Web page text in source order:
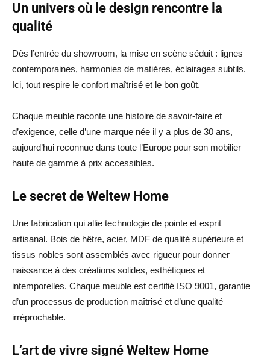
Un univers où le design rencontre la
qualité
Dès l’entrée du showroom, la mise en scène séduit : lignes
contemporaines, harmonies de matières, éclairages subtils.
Ici, tout respire le confort maîtrisé et le bon goût.
Chaque meuble raconte une histoire de savoir-faire et
d’exigence, celle d’une marque née il y a plus de 30 ans,
aujourd’hui reconnue dans toute l’Europe pour son mobilier
haute de gamme à prix accessibles.
Le secret de Weltew Home
Une fabrication qui allie technologie de pointe et esprit
artisanal. Bois de hêtre, acier, MDF de qualité supérieure et
tissus nobles sont assemblés avec rigueur pour donner
naissance à des créations solides, esthétiques et
intemporelles. Chaque meuble est certifié ISO 9001, garantie
d’un processus de production maîtrisé et d’une qualité
irréprochable.
L’art de vivre signé Weltew Home